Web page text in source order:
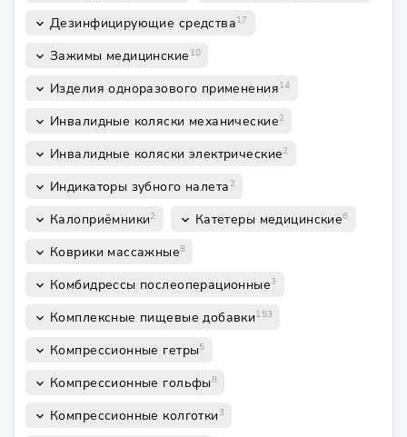
keyboard_arrow_down Дезинфицирующие средства17
keyboard_arrow_down Зажимы медицинские 10
keyboard_arrow_down Изделия одноразового применения14
keyboard_arrow_down Инвалидные коляски механические2
keyboard_arrow_down Инвалидные коляски электрические2
keyboard_arrow_down Индикаторы зубного налета 2
keyboard_arrow_down Калоприёмники2 keyboard_arrow_down Катетеры медицинские6
keyboard_arrow_down Коврики массажные8
keyboard_arrow_down Комбидрессы послеоперационные3
keyboard_arrow_down Комплексные пищевые добавки153
keyboard_arrow_down Компрессионные гетры5
keyboard_arrow_down Компрессионные гольфы8
keyboard_arrow_down Компрессионные колготки 3